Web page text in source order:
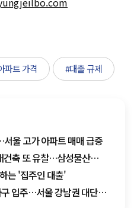
파트 가격 #대출 규제
울 고가 아파트 매매 급증
건축 또 유찰…삼성물산
는 '집주인 대출'
입주…서울 강남권 대단지